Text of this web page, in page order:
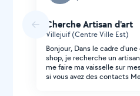
Cherche Artisan d'art
Villejuif (Centre Ville Est)
Bonjour, Dans le cadre
shop, je recherche un
me faire ma vaisselle sur
si vous avez des contacts